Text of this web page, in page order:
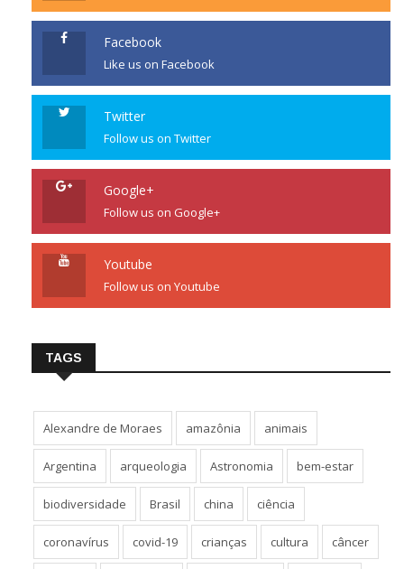
Facebook
Like us on Facebook
Twitter
Follow us on Twitter
Google+
Follow us on Google+
Youtube
Follow us on Youtube
TAGS
Alexandre de Moraes amazônia animais
Argentina arqueologia Astronomia bem-estar
biodiversidade Brasil china ciência
coronavírus covid-19 crianças cultura câncer